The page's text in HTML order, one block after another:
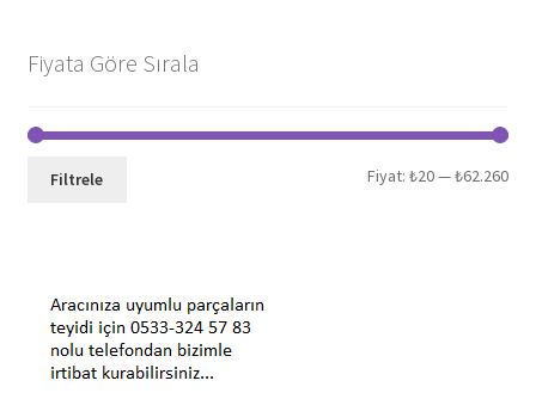
Fiyata Göre Sırala
En
En
Filtrele Fiyat:₺20—₺62.260